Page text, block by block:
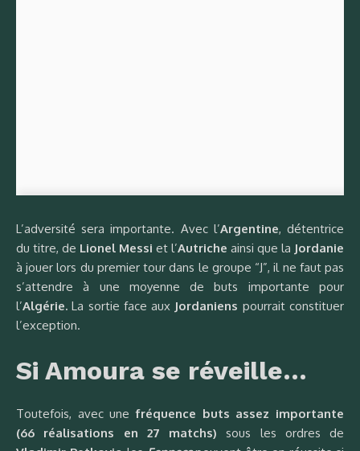
L’adversité sera importante. Avec l’Argentine, détentrice
du titre, de Lionel Messi et l’Autriche ainsi que la Jordanie
à jouer lors du premier tour dans le groupe “J”, il ne faut pas
s’attendre à une moyenne de buts importante pour
l’Algérie. La sortie face aux Jordaniens pourrait constituer
l’exception.
Si Amoura se réveille…
Toutefois, avec unefréquence buts assez importante
(66 réalisations en 27 matchs)sous les ordres de